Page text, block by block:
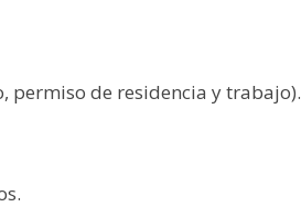
permiso de residencia y trabajo).